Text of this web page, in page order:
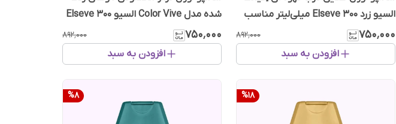
السیو زرد Elseve ۳۰۰ میلی‌لیتر مناسب
موی خشک]
۷۵۰٬۰۰۰ ۸۹۲٬۰۰۰
افزودن به سبد
شده مدل Color Vive السیو Elseve ۳۰۰
میلی‌لیتر
۷۵۰٬۰۰۰ ۸۹۲٬۰۰۰
افزودن به سبد
%18
%8